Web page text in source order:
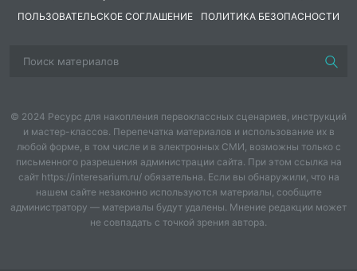
Развивающая:
выполнение композиции;
развивать навыки композиционного рисунка;
развивать мелкую моторику рук.
Воспитательная:
ПОЛЬЗОВАТЕЛЬСКОЕ СОГЛАШЕНИЕ
ПОЛИТИКА БЕЗОПАСНОСТИ
© 2024 Ресурс для накопления первоклассных сценариев, инструкций
и мастер-классов. Перепечатка материалов и использование их в
любой форме, в том числе и в электронных СМИ, возможны только с
письменного разрешения администрации сайта. При этом ссылка на
сайт https://interesarium.ru/ обязательна. Если вы обнаружили, что на
нашем сайте незаконно используются материалы, сообщите
администратору — материалы будут удалены. Мнение редакции может
не совпадать с точкой зрения автора.